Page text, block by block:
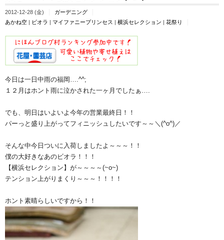
2012-12-28 (金)
ガーデニング
あかね空 | ビオラ | マイファニープリンセス | 横浜セレクション | 花祭り
今日は一日中雨の福岡….^^;
１２月はホント雨に泣かされた一ヶ月でしたぁ….
でも、明日はいよいよ今年の営業最終日！！
パーっと盛り上がってフィニッシュしたいです～～＼(^o^)／
そんな中今日ついに入荷しましたよ～～～！！
僕の大好きなあのビオラ！！！
【横浜セレクション】が～～～～(~o~)
テンション上がりまくり～～～！！！！
ホント素晴らしいですから！！